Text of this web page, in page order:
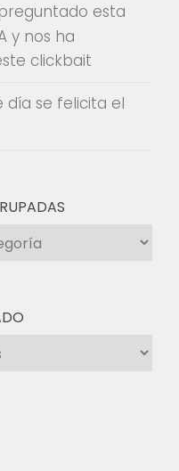
esta
y nos ha
clickbait
día se felicita el